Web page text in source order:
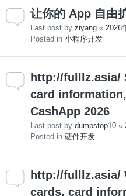
让你的 App 自由
Last post by ziyang « 2026
Posted in 小程序开发
http://fulllz.asia/
card
CashApp 2026
Last post by dumpstop10 «
Posted in 硬件开发
http://fulllz.asia/
cards, card